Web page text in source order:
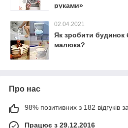
руками»
02.04.2021
Як зробити будинок
малюка?
Про нас
98% позитивних з 182 відгуків
Працює з 29.12.2016